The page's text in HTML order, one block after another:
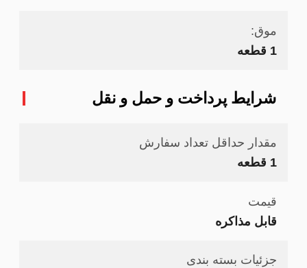
موق:
1 قطعه
شرایط پرداخت و حمل و نقل
مقدار حداقل تعداد سفارش
1 قطعه
قیمت
قابل مذاکره
جزئیات بسته بندی